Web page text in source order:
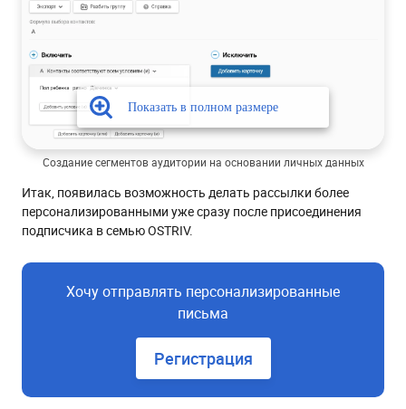
Создание сегментов аудитории на основании личных данных
Итак, появилась возможность делать рассылки более
персонализированными уже сразу после присоединения
подписчика в семью OSTRIV.
Хочу отправлять персонализированные
письма
Регистрация